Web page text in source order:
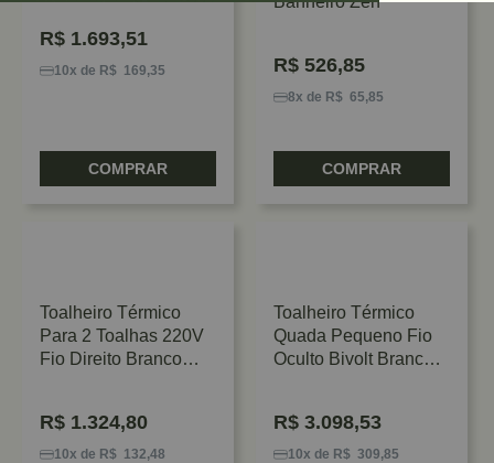
R$ 1.693,51
10x de R$ 169,35
COMPRAR
R$ 526,85
8x de R$ 65,85
COMPRAR
Toalheiro Térmico
Para 2 Toalhas 220V
Fio Direito Branco
R$ 1.324,80
10x de R$ 132,48
Toalheiro Térmico
Quada Pequeno Fio
Oculto Bivolt Branco
R$ 3.098,53
10x de R$ 309,85